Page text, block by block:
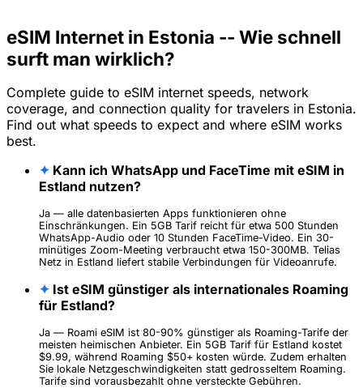
eSIM Internet in Estonia -- Wie schnell
surft man wirklich?
Complete guide to eSIM internet speeds, network
coverage, and connection quality for travelers in Estonia.
Find out what speeds to expect and where eSIM works
best.
✦ Kann ich WhatsApp und FaceTime mit eSIM in
Estland nutzen?
Ja — alle datenbasierten Apps funktionieren ohne
Einschränkungen. Ein 5GB Tarif reicht für etwa 500 Stunden
WhatsApp-Audio oder 10 Stunden FaceTime-Video. Ein 30-
minütiges Zoom-Meeting verbraucht etwa 150-300MB. Telias
Netz in Estland liefert stabile Verbindungen für Videoanrufe.
✦ Ist eSIM günstiger als internationales Roaming
für Estland?
Ja — Roami eSIM ist 80-90% günstiger als Roaming-Tarife der
meisten heimischen Anbieter. Ein 5GB Tarif für Estland kostet
$9.99, während Roaming $50+ kosten würde. Zudem erhalten
Sie lokale Netzgeschwindigkeiten statt gedrosseltem Roaming.
Tarife sind vorausbezahlt ohne versteckte Gebühren.